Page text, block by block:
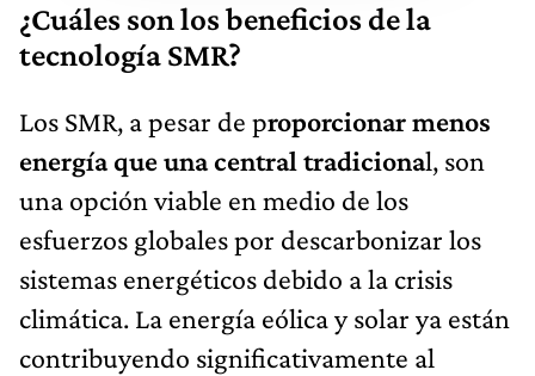
¿Cuáles son los beneficios de la
tecnología SMR?
Los SMR, a pesar de proporcionar menos
energía que una central tradicional, son
una opción viable en medio de los
esfuerzos globales por descarbonizar los
sistemas energéticos debido a la crisis
climática. La energía eólica y solar ya están
contribuyendo significativamente al